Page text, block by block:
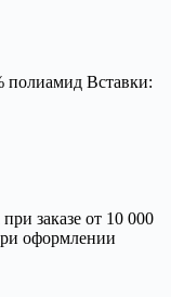
полиамид Вставки:
заказе от 10 000
оформлении